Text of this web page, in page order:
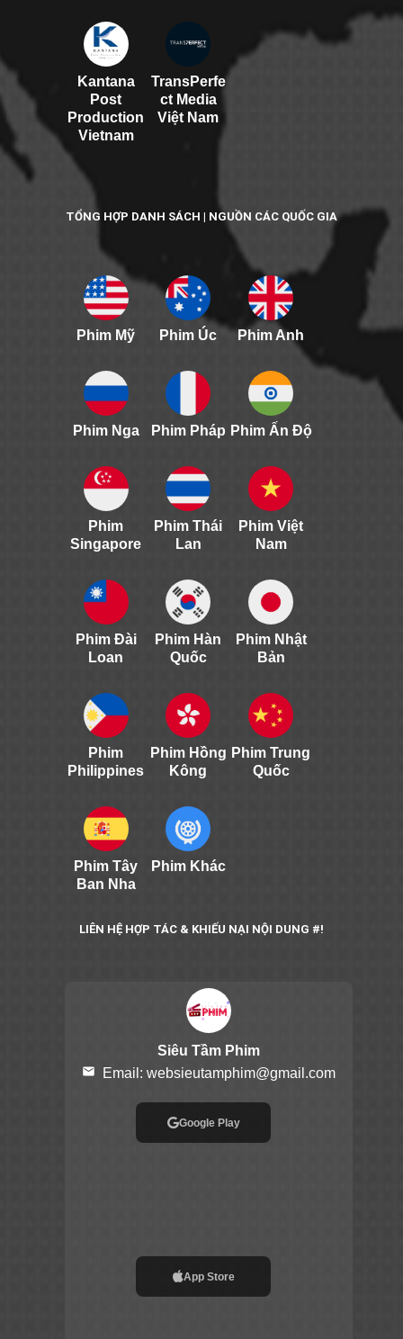
Kantana
Post
Production
Vietnam
TransPerfe
ct Media
Việt Nam
TỔNG HỢP DANH SÁCH | NGUỒN CÁC QUỐC GIA
Phim Mỹ Phim Úc Phim Anh
Phim Nga Phim Pháp Phim Ấn Độ
Phim
Singapore
Phim Thái
Lan
Phim Việt
Nam
Phim Đài
Loan
Phim Hàn
Quốc
Phim Nhật
Bản
Phim
Philippines
Phim Hồng
Kông
Phim Trung
Quốc
Phim Tây
Ban Nha
Phim Khác
LIÊN HỆ HỢP TÁC & KHIẾU NẠI NỘI DUNG #!
Siêu Tầm Phim
email Email: websieutamphim@gmail.com
Google Play
App Store